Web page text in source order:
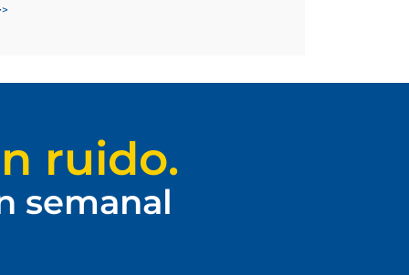
ruido.
semanal